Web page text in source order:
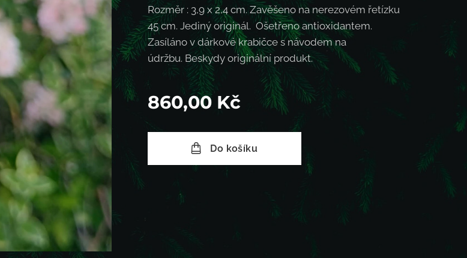
Rozměr : 3,9 x 2,4 cm. Zavěšeno na nerezovém řetízku
45 cm. Jediný originál. Ošetřeno antioxidantem.
Zasíláno v dárkové krabičce s návodem na
údržbu. Beskydy originální produkt.
860,00Kč
Do košíku